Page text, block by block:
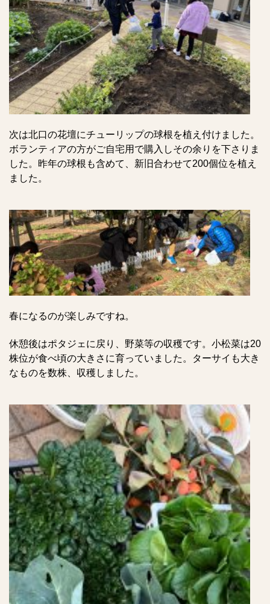
次は北口の花壇にチューリップの球根を植え付けました。
ボランティアの方がご自宅用で購入しその余りを下さりま
した。昨年の球根も含めて、新旧合わせて200個位を植え
ました。
春になるのが楽しみですね。
休憩後はポタジェに戻り、野菜等の収穫です。小松菜は20
株位が食べ頃の大きさに育っていました。ターサイも大き
なものを数株、収穫しました。